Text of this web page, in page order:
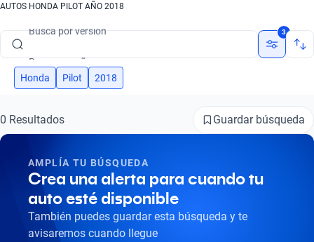
AUTOS HONDA PILOT AÑO 2018
Busca por marca
Busca por versión
Busca por año
3
Honda Pilot 2018
0 Resultados Guardar búsqueda
AMPLÍA TU BÚSQUEDA
Crea una alerta para cuando tu
auto esté disponible
También puedes guardar esta búsqueda y te
avisaremos cuando llegue